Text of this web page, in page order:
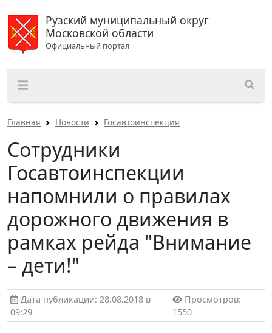
Рузский муниципальный округ
Московской области
Официальный портал
Главная Новости Госавтоинспекция
Сотрудники
Госавтоинспекции
напомнили о правилах
дорожного движения в
рамках рейда "Внимание
– дети!"
Дата публикации: 28.08.2018 в
09:29
Просмотров:
1550